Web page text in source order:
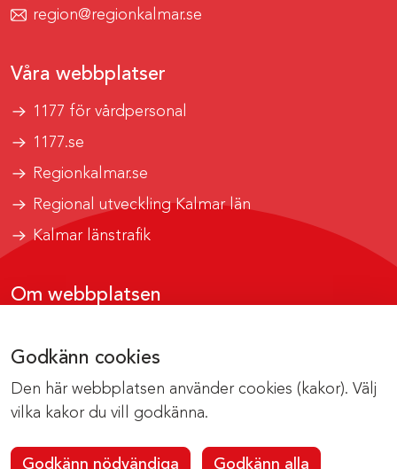
Godkänn cookies
Den här webbplatsen använder cookies (kakor). Välj
vilka kakor du vill godkänna.
Godkänn nödvändiga Godkänn alla
region@regionkalmar.se
Våra webbplatser
1177 för vårdpersonal
1177.se
Regionkalmar.se
Regional utveckling Kalmar län
Kalmar länstrafik
Om webbplatsen
Om cookies
Kontakta webbredaktionen